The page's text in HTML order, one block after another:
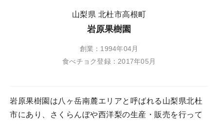
山梨県 北杜市高根町
岩原果樹園
創業：1994年04月
食べチョク登録：2017年05月
岩原果樹園は八ヶ岳南麓エリアと呼ばれる山梨県北杜
市にあり、さくらんぼや西洋梨の生産・販売を行って